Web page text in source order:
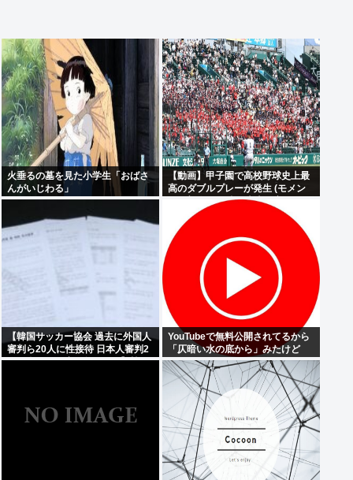
火垂るの墓を見た小学生「おばさ
んがいじわる」
【動画】甲子園で高校野球史上最
高のダブルプレーが発生 (モメン
らの想像の25倍は史上最高)これも
うプロ野球超えてるだろ…
【韓国サッカー協会 過去に外国人
審判ら20人に性接待 日本人審判2
人も含む…一度も負けなし】韓国
YouTubeで無料公開されてるから
「仄暗い水の底から」みたけど